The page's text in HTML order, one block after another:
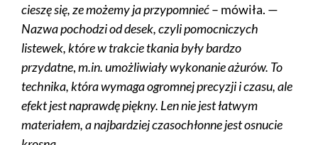
cieszę się, ze możemy ja przypomnieć– mówiła. —
Nazwa pochodzi od desek, czyli pomocniczych
listewek, które w trakcie tkania były bardzo
przydatne,m.in. umożliwiały wykonanie ażurów. To
technika, która wymaga ogromnej precyzji i czasu, ale
efekt jest naprawdę piękny. Len nie jest łatwym
materiałem, a najbardziej czasochłonne jest osnucie